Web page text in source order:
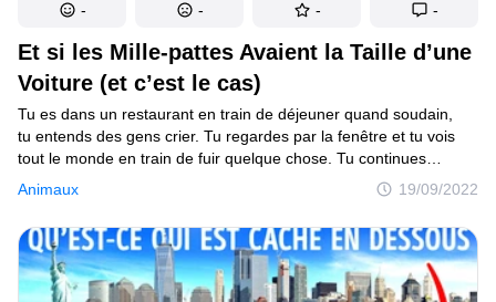
Et si les Mille-pattes Avaient la Taille d’une
Voiture (et c’est le cas)
Animaux 19/09/2022
Tu es dans un restaurant en train de déjeuner quand soudain,
tu entends des gens crier. Tu regardes par la fenêtre et tu vois
tout le monde en train de fuir quelque chose. Tu continues
à manger ton repas. Mais des ondes commencent à se former
dans ta soupe, et elles deviennent de plus en plus larges. Les
alarmes des voitures sonnent, les vitres se brisent. Le sol gronde.
La télé n’a plus de signal. Attends... pas de télé ? Tu laisses
tomber ta cuillère et tu sors. Tu vois de grandes silhouettes
sombres qui rampent et se dirigent vers toi. Ton cœur bat
- - - -